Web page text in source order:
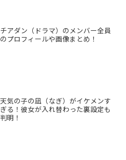
チアダン（ドラマ）のメンバー全員
のプロフィールや画像まとめ！
天気の子の凪（なぎ）がイケメンす
ぎる！彼女が入れ替わった裏設定も
判明！